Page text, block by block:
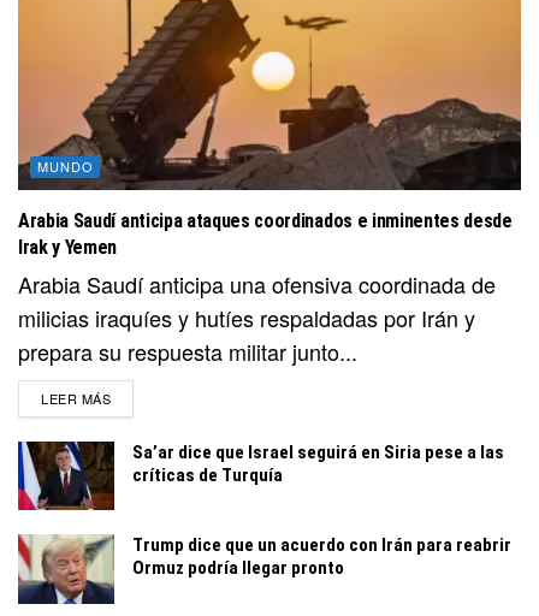
MUNDO
Arabia Saudí anticipa ataques coordinados e inminentes desde
Irak y Yemen
Arabia Saudí anticipa una ofensiva coordinada de
milicias iraquíes y hutíes respaldadas por Irán y
prepara su respuesta militar junto...
LEER MÁSDETAILS
Sa’ar dice que Israel seguirá en Siria pese a las
críticas de Turquía
Trump dice que un acuerdo con Irán para reabrir
Ormuz podría llegar pronto